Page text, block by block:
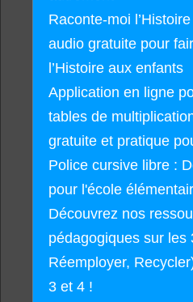
Raconte-moi
audio gratuite pour
l’Histoire aux enfants
Application en ligne
tables de
gratuite et pratique
Police cursive libre :
pour l'école
Découvrez nos
pédagogiques sur les
Réemployer,
3 et 4 !